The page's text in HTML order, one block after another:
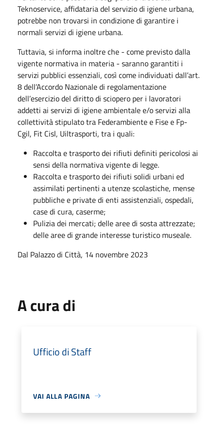
Teknoservice, affidataria del servizio di igiene urbana,
potrebbe non trovarsi in condizione di garantire i
normali servizi di igiene urbana.
Tuttavia, si informa inoltre che - come previsto dalla
vigente normativa in materia - saranno garantiti i
servizi pubblici essenziali, così come individuati dall’art.
8 dell’Accordo Nazionale di regolamentazione
dell’esercizio del diritto di sciopero per i lavoratori
addetti ai servizi di igiene ambientale e/o servizi alla
collettività stipulato tra Federambiente e Fise e Fp-
Cgil, Fit Cisl, Uiltrasporti, tra i quali:
Raccolta e trasporto dei rifiuti definiti pericolosi ai
sensi della normativa vigente di legge.
Raccolta e trasporto dei rifiuti solidi urbani ed
assimilati pertinenti a utenze scolastiche, mense
pubbliche e private di enti assistenziali, ospedali,
case di cura, caserme;
Pulizia dei mercati; delle aree di sosta attrezzate;
delle aree di grande interesse turistico museale.
Dal Palazzo di Città, 14 novembre 2023
A cura di
Ufficio di Staff
VAI ALLA PAGINA